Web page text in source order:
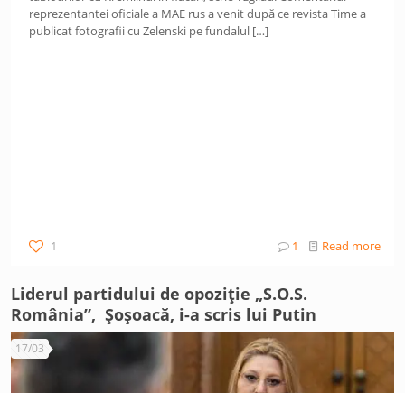
reprezentantei oficiale a MAE rus a venit după ce revista Time a
publicat fotografii cu Zelenski pe fundalul […]
1 1 Read more
Liderul partidului de opoziție „S.O.S.
România”, Șoșoacă, i-a scris lui Putin
17/03